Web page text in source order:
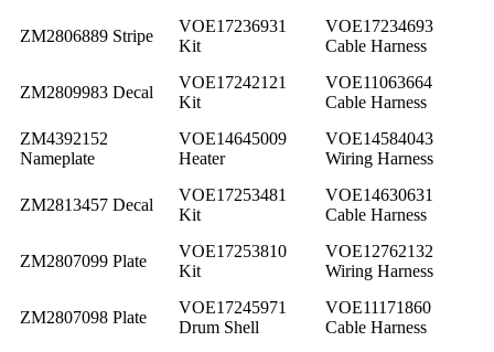
ZM2806889 Stripe
VOE17236931
Kit
VOE17234693
Cable Harness
ZM2809983 Decal
VOE17242121
Kit
VOE11063664
Cable Harness
ZM4392152
Nameplate
VOE14645009
Heater
VOE14584043
Wiring Harness
ZM2813457 Decal
VOE17253481
Kit
VOE14630631
Cable Harness
ZM2807099 Plate
VOE17253810
Kit
VOE12762132
Wiring Harness
ZM2807098 Plate
VOE17245971
Drum Shell
VOE11171860
Cable Harness